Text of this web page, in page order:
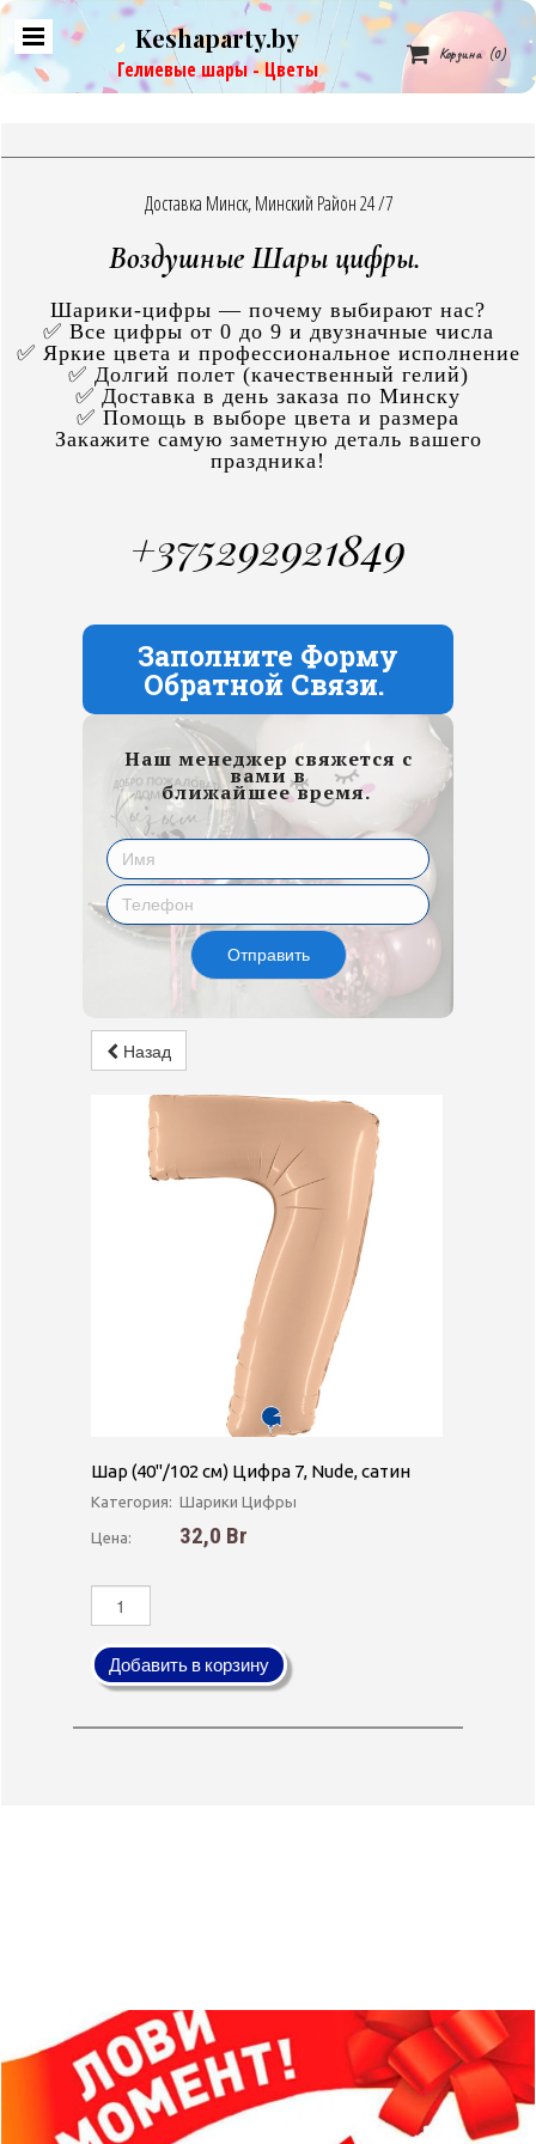
Keshaparty.by
Гелиевые шары - Цветы
 Корзина (0)
Доставка Минск, Минский Район 24 /7
Воздушные Шары цифры.
Шарики-цифры — почему выбирают нас?
✅ Все цифры от 0 до 9 и двузначные числа
✅ Яркие цвета и профессиональное исполнение
✅ Долгий полет (качественный гелий)
✅ Доставка в день заказа по Минску
✅ Помощь в выборе цвета и размера
Закажите самую заметную деталь вашего
праздника!
+375292921849
Заполните Форму
Обратной Связи.
Наш менеджер свяжется с
вами в
ближайшее время.
Отправить
Назад
Шар (40''/102 см) Цифра 7, Nude, сатин
Категория: Шарики Цифры
Цена: 32,0 Br
Добавить в корзину